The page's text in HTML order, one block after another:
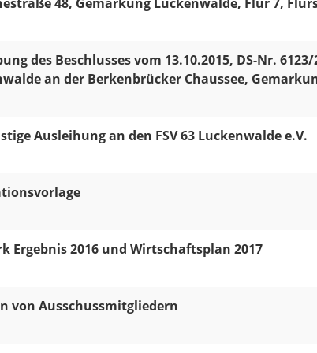
des Beschlusses vom 13.10.2015, DS-Nr.
an der Berkenbrücker Chaussee,
Ausleihung an den FSV 63 Luckenwalde e.V.
Ergebnis 2016 und Wirtschaftsplan 2017
von Ausschussmitgliedern